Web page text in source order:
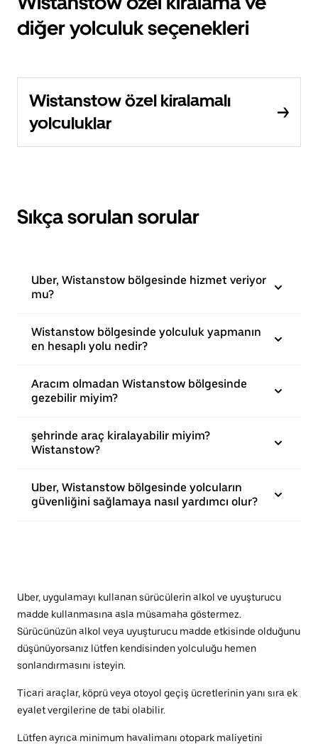
diğer yolculuk seçenekleri
Wistanstow özel kiralamalı
yolculuklar
Sıkça sorulan sorular
Uber, Wistanstow bölgesinde hizmet veriyor
mu?
Wistanstow bölgesinde yolculuk yapmanın
en hesaplı yolu nedir?
Aracım olmadan Wistanstow bölgesinde
gezebilir miyim?
şehrinde araç kiralayabilir miyim?
Wistanstow?
Uber, Wistanstow bölgesinde yolcuların
güvenliğini sağlamaya nasıl yardımcı olur?
Uber, uygulamayı kullanan sürücülerin alkol ve uyuşturucu
madde kullanmasına asla müsamaha göstermez.
Sürücünüzün alkol veya uyuşturucu madde etkisinde olduğunu
düşünüyorsanız lütfen kendisinden yolculuğu hemen
sonlandırmasını isteyin.
Ticari araçlar, köprü veya otoyol geçiş ücretlerinin yanı sıra ek
eyalet vergilerine de tabi olabilir.
Lütfen ayrıca minimum havalimanı otopark maliyetini